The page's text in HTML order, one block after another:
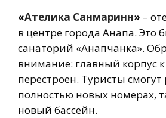
«Ателика Санмаринн» –
в центре города Анапа. Это
санаторий «Анапчанка».
внимание: главный корпус
перестроен. Туристы смогут
полностью новых номерах,
новый бассейн.